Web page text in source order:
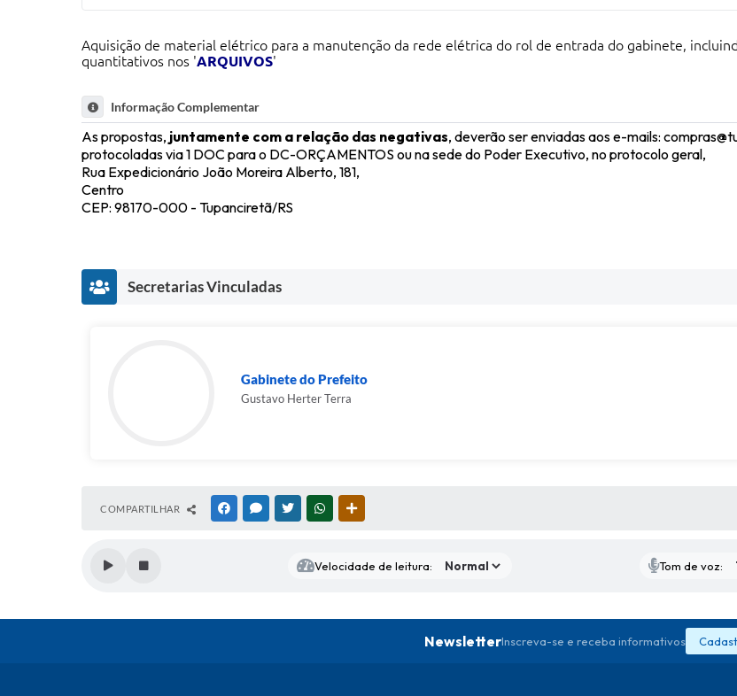
Aquisição de material elétrico para a manutenção da rede elétrica do rol de entrada do gabinete,
quantitativos nos 'ARQUIVOS'
Informação Complementar
As propostas, juntamente com a relação das negativas, deverão ser enviadas aos e-mails:
protocoladas via 1 DOC para o DC-ORÇAMENTOS ou na sede do Poder Executivo, no protocolo geral,
Rua Expedicionário João Moreira Alberto, 181,
Centro
CEP: 98170-000 - Tupanciretã/RS
Secretarias Vinculadas
Gabinete do Prefeito
Gustavo Herter Terra
COMPARTILHAR FACEBOOKMESSENGER
TWITTERWHATSAPP
Velocidade de leitura: Tom de voz:
NewsletterInscreva-se e receba informativos